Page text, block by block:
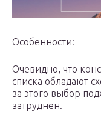
Особенности:
Очевидно, что
списка обладают
за этого выбор
затруднен.